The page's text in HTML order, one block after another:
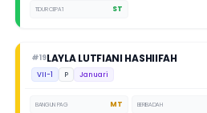
TIDUR CEPAT ST
#19LAYLA LUTFIANI HASHIIFAH
VII-1 P Januari
BANGUN PAGI MT BERIBADAH